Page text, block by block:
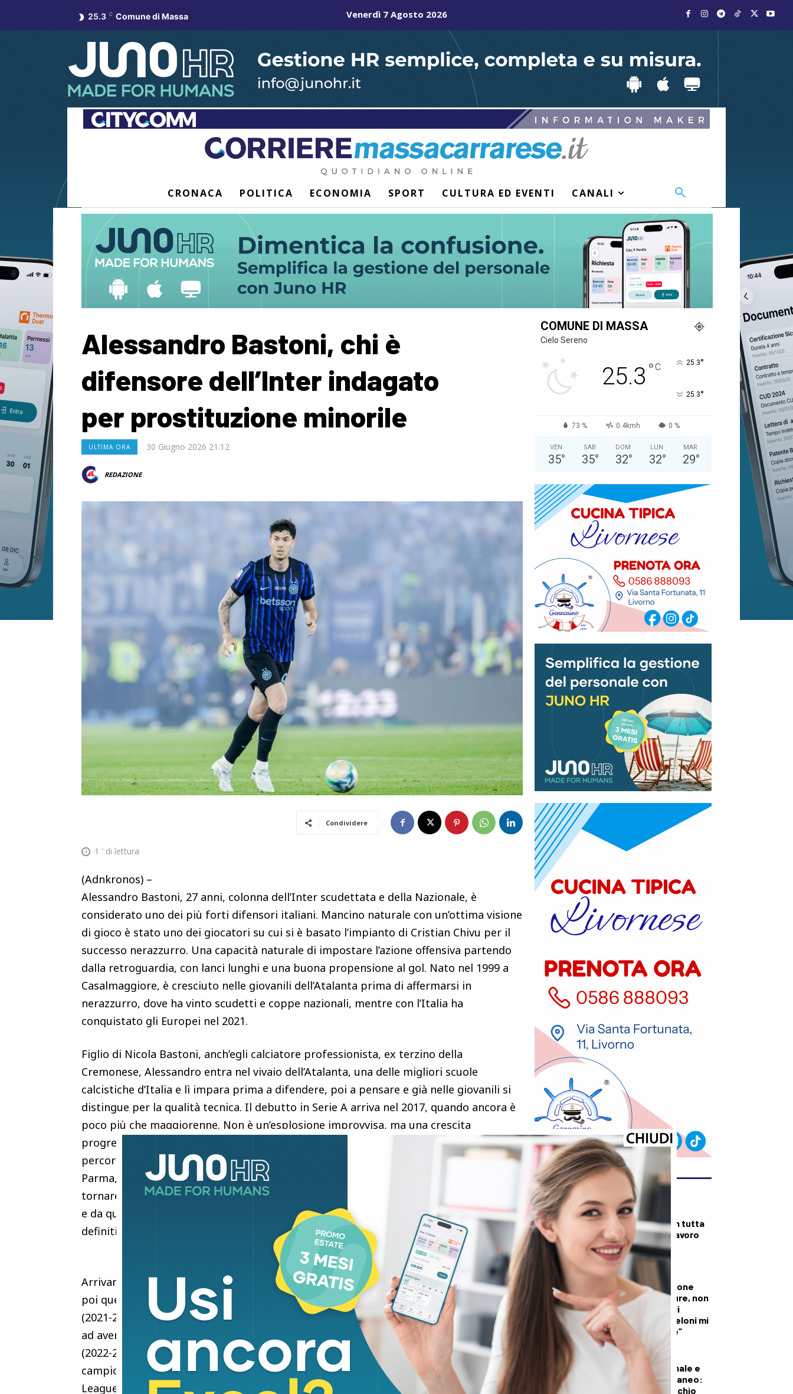
25.3 C Comune di Massa Venerdì 7 Agosto 2026
CRONACA POLITICA ECONOMIA SPORT CULTURA ED EVENTI CANALI
Alessandro Bastoni, chi è
difensore dell’Inter indagato
per prostituzione minorile
ULTIMA ORA 30 Giugno 2026 21:12
REDAZIONE
Condividere
1 ' di lettura
(Adnkronos) –
Alessandro Bastoni, 27 anni, colonna dell’Inter scudettata e della Nazionale, è
considerato uno dei più forti difensori italiani. Mancino naturale con un’ottima visione
di gioco è stato uno dei giocatori su cui si è basato l’impianto di Cristian Chivu per il
successo nerazzurro. Una capacità naturale di impostare l’azione offensiva partendo
dalla retroguardia, con lanci lunghi e una buona propensione al gol. Nato nel 1999 a
Casalmaggiore, è cresciuto nelle giovanili dell’Atalanta prima di affermarsi in
nerazzurro, dove ha vinto scudetti e coppe nazionali, mentre con l’Italia ha
conquistato gli Europei nel 2021.
Figlio di Nicola Bastoni, anch’egli calciatore professionista, ex terzino della
Cremonese, Alessandro entra nel vivaio dell’Atalanta, una delle migliori scuole
calcistiche d’Italia e lì impara prima a difendere, poi a pensare e già nelle giovanili si
distingue per la qualità tecnica. Il debutto in Serie A arriva nel 2017, quando ancora è
poco più che maggiorenne. Non è un’esplosione improvvisa, ma una crescita
progressiva. Nel 2017 l’Inter investe su di lui: è un acquisto importante, anche se il
percorso non è diretto, visto che viene mandato in prestito prima all’Atalanta e poi al
Parma, dove trova continuità e minuti preziosi. In gialloblu gioca e cresce prima di
tornare nel 2019 a Milano in maglia nerazzurra. Il debutto arriva contro la Sampdoria
e da quel momento non esce più. Con Antonio Conte diventa titolare e si afferma
definitivamente come il primo regista della squadra.
Arrivano puntualmente i trofei: lo Scudetto 2020-21, quello della rinascita nerazzurra
poi quello del 2023-2024 e infine l’ultimo del 2025-2026. In mezzo tre Coppe Italia
(2021-2022, 2022-2023 e 2025-2026) e tre Supercoppe italiane (2021, 2022 e 2023), oltre
ad aver raggiunto una finale di Europa League (2019-2020) e due di Champions League
(2022-2023 e 2024-2025). Con la nazionale italiana ha partecipato a due edizioni del
campionato europeo (2021 vinto e 2024) e a due edizioni della fase finale della Nations
League (2020-2021 e 2022-2023).
COMUNE DI MASSA
Cielo Sereno
25.3 °C 25.3°
25.3°
73 % 0.4kmh 0 %
VEN
35°
SAB
35°
DOM
32°
LUN
32°
MAR
29°
ULTIMI ARTICOLI
DALLA TOSCANA
Fiamme di bosco in tutta
la Regione, superlavoro
per l’Aib
DALLA TOSCANA
Conte in commissione
Covid: “Scavate pure, non
troverete niente di
illecito su di me. Meloni mi
diede del criminale”
DEMOGRAFICA
Pillola, anello vaginale e
impianto sottocutaneo:
l’allerta Aifa sul rischio